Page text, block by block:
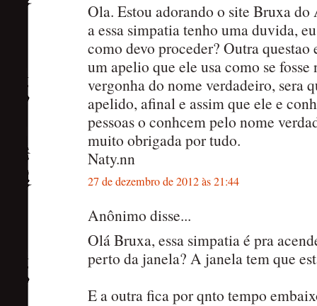
Ola. Estou adorando o site Bruxa
a essa simpatia tenho uma duvida,
como devo proceder? Outra questao
um apelio que ele usa como se
vergonha do nome verdadeiro, sera
apelido, afinal e assim que ele e
pessoas o conhcem pelo nome
muito obrigada por tudo.
Naty.nn
27 de dezembro de 2012 às 21:44
Anônimo disse...
Olá Bruxa, essa simpatia é pra
perto da janela? A janela tem que
E a outra fica por qnto tempo